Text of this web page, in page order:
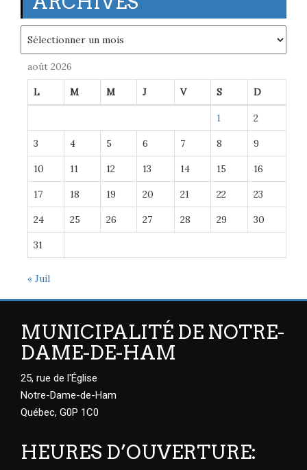
août 2026
L M M J V S D
1 2
3 4 5 6 7 8 9
10 11 12 13 14 15 16
17 18 19 20 21 22 23
24 25 26 27 28 29 30
31
« Juil
MUNICIPALITÉ DE NOTRE-
DAME-DE-HAM
25, rue de l'Église
Notre-Dame-de-Ham
Québec, G0P 1C0
HEURES D’OUVERTURE: